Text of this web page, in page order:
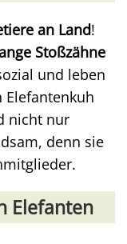
an Land!
Stoßzähne
und leben
nicht nur
denn sie
Elefanten